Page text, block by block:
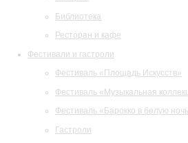
Библиотека
Ресторан и кафе
Фестивали и гастроли
Фестиваль «Площадь Искусств»
Фестиваль «Музыкальная
Фестиваль «Барокко в белую
Гастроли